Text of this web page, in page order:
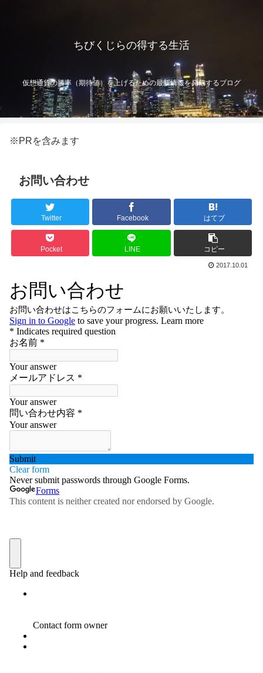
ちびくじらの得する生活
仮想通貨の勝率（期待値）を上げるための最新情報を発信するブログ
※PRを含みます
お問い合わせ
Twitter Facebook はてブ
Pocket LINE コピー
2017.10.01